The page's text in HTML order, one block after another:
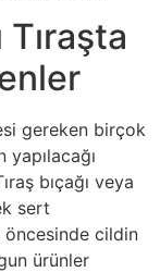
gereken birçok
yapılacağı
bıçağı veya
sert
öncesinde cildin
ürünler